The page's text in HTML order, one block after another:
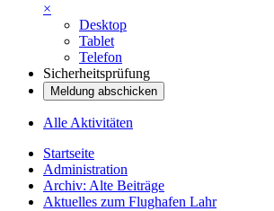
×
Desktop
Tablet
Telefon
Sicherheitsprüfung
Meldung abschicken
Alle Aktivitäten
Startseite
Administration
Archiv: Alte Beiträge
Aktuelles zum Flughafen Lahr